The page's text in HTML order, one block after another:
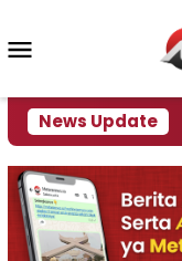
konten
News Update
Krisi Air